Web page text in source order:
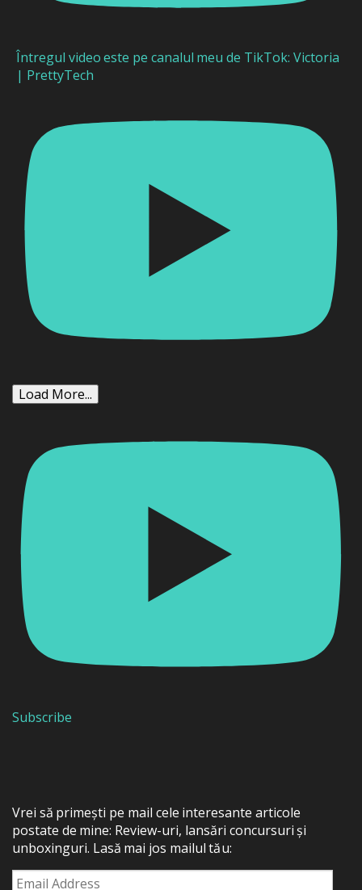
Întregul video este pe canalul meu de TikTok: Victoria
| PrettyTech
Load More...
Subscribe
Vrei să primești pe mail cele interesante articole
postate de mine: Review-uri, lansări concursuri și
unboxinguri. Lasă mai jos mailul tău:
Email